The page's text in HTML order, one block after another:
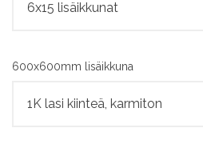
600x600mm lisäikkuna